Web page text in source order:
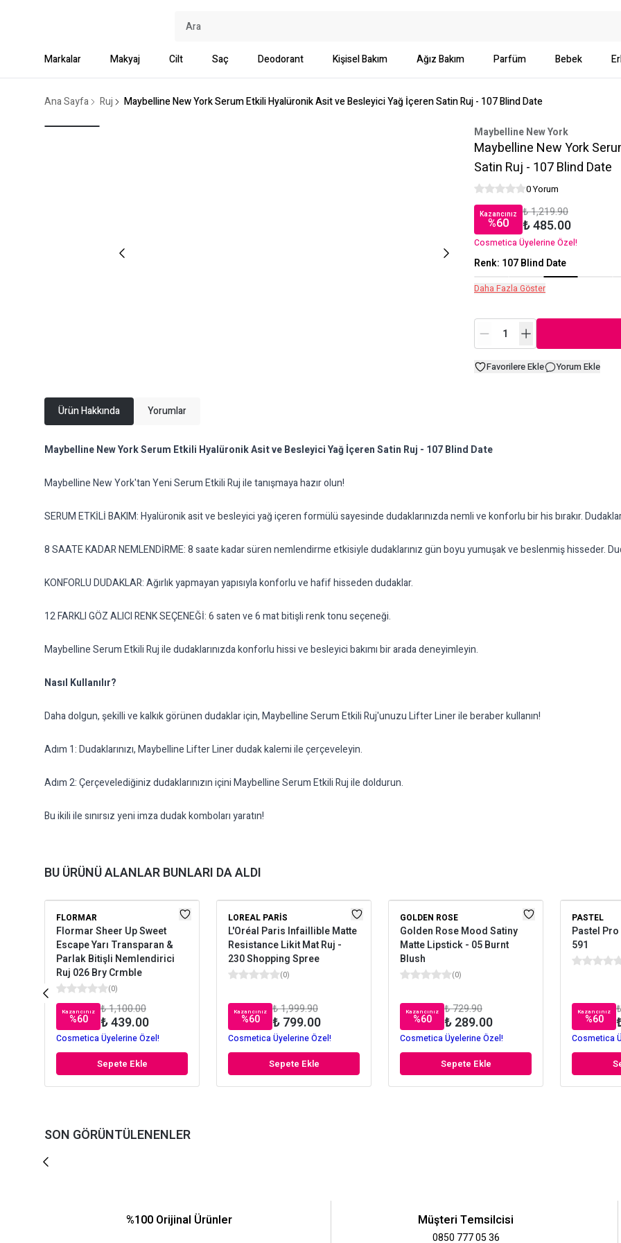
Markalar Makyaj Cilt Saç Deodorant Kişisel Bakım Ağız Bakım Parfüm Bebek
Ana Sayfa Ruj Maybelline New York Serum Etkili Hyalüronik Asit ve Besleyici Yağ İçeren Satin Ruj - 107 Blind Date
Maybelline New York
Maybelline New York
Satin Ruj - 107 Blind Date
0 Yorum
Kazancınız
%60
₺ 1,219.90
₺ 485.00
Cosmetica Üyelerine Özel!
Renk: 107 Blind Date
Daha Fazla Göster
Favorilere Ekle Yorum Ekle
Ürün Hakkında Yorumlar
Maybelline New York Serum Etkili Hyalüronik Asit ve Besleyici Yağ İçeren Satin Ruj - 107 Blind Date
Maybelline New York'tan Yeni Serum Etkili Ruj ile tanışmaya hazır olun!
SERUM ETKİLİ BAKIM: Hyalüronik asit ve besleyici yağ içeren formülü sayesinde dudaklarınızda nemli ve konforlu bir his bırakır.
8 SAATE KADAR NEMLENDİRME: 8 saate kadar süren nemlendirme etkisiyle dudaklarınız gün boyu yumuşak ve beslenmiş hisseder.
KONFORLU DUDAKLAR: Ağırlık yapmayan yapısıyla konforlu ve hafif hisseden dudaklar.
12 FARKLI GÖZ ALICI RENK SEÇENEĞİ: 6 saten ve 6 mat bitişli renk tonu seçeneği.
Maybelline Serum Etkili Ruj ile dudaklarınızda konforlu hissi ve besleyici bakımı bir arada deneyimleyin.
Nasıl Kullanılır?
Daha dolgun, şekilli ve kalkık görünen dudaklar için, Maybelline Serum Etkili Ruj'unuzu Lifter Liner ile beraber kullanın!
Adım 1: Dudaklarınızı, Maybelline Lifter Liner dudak kalemi ile çerçeveleyin.
Adım 2: Çerçevelediğiniz dudaklarınızın içini Maybelline Serum Etkili Ruj ile doldurun.
Bu ikili ile sınırsız yeni imza dudak komboları yaratın!
BU ÜRÜNÜ ALANLAR BUNLARI DA ALDI
FLORMAR
Flormar Sheer Up Sweet
Escape Yarı Transparan &
Parlak Bitişli Nemlendirici
Ruj 026 Bry Crmble
(0)
Kazancınız
%60
₺ 1,100.00
₺ 439.00
Cosmetica Üyelerine Özel!
Sepete Ekle
LOREAL PARIS
L'Oréal Paris Infaillible Matte
Resistance Likit Mat Ruj -
230 Shopping Spree
(0)
Kazancınız
%60
₺ 1,999.90
₺ 799.00
Cosmetica Üyelerine Özel!
Sepete Ekle
GOLDEN ROSE
Golden Rose Mood Satiny
Matte Lipstick - 05 Burnt
Blush
(0)
Kazancınız
%60
₺ 729.90
₺ 289.00
Cosmetica Üyelerine Özel!
Sepete Ekle
PASTEL
Pastel
591
Kazancınız
%60
Cosmetica
SON GÖRÜNTÜLENENLER
%100 Orijinal Ürünler Müşteri Temsilcisi
0850 777 05 36